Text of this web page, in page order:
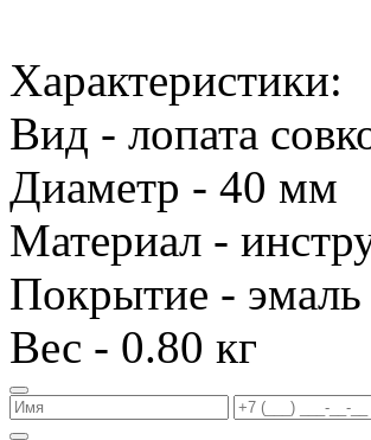
Характеристики:
Вид - лопата
Диаметр - 40 мм
Материал -
Покрытие - эмаль
Вес - 0.80 кг